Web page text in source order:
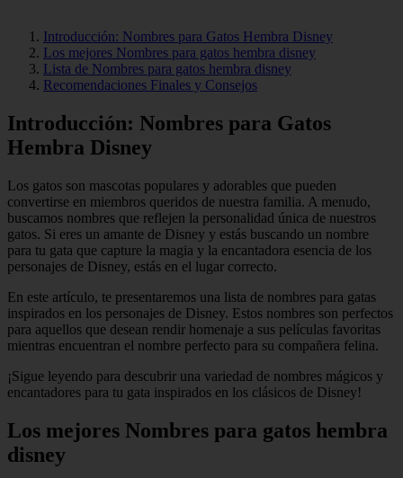
Introducción: Nombres para Gatos Hembra Disney
Los mejores Nombres para gatos hembra disney
Lista de Nombres para gatos hembra disney
Recomendaciones Finales y Consejos
Introducción: Nombres para Gatos
Hembra Disney
Los gatos son mascotas populares y adorables que pueden
convertirse en miembros queridos de nuestra familia. A menudo,
buscamos nombres que reflejen la personalidad única de nuestros
gatos. Si eres un amante de Disney y estás buscando un nombre
para tu gata que capture la magia y la encantadora esencia de los
personajes de Disney, estás en el lugar correcto.
En este artículo, te presentaremos una lista de nombres para gatas
inspirados en los personajes de Disney. Estos nombres son perfectos
para aquellos que desean rendir homenaje a sus películas favoritas
mientras encuentran el nombre perfecto para su compañera felina.
¡Sigue leyendo para descubrir una variedad de nombres mágicos y
encantadores para tu gata inspirados en los clásicos de Disney!
Los mejores Nombres para gatos hembra
disney